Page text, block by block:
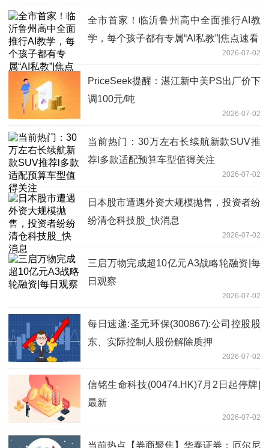
全市首家！临沂鲁州高中全面推行AI教
学，每个孩子都有专属“AI私教”|焦点速看
2026-07-02
PriceSeek提醒：湛江新中美PS出厂价下
调100元/吨
2026-07-02
当前热门：30万左右长续航新款SUV推
荐l多款适配预算车型值得关注
2026-07-02
日本股市遭遇外资大规模抛售，投资者纷
纷清仓科技股_快消息
2026-07-02
三启万物完成超10亿元A3战略轮融资|每
日观察
2026-07-02
每日速递:圣元环保(300867):公司控股股
东、实际控制人股份解除质押
2026-07-02
信铭生命科技(00474.HK)7月2日起停牌|
最新
2026-07-02
当前热点【券商聚焦】华泰证券：厄尔尼